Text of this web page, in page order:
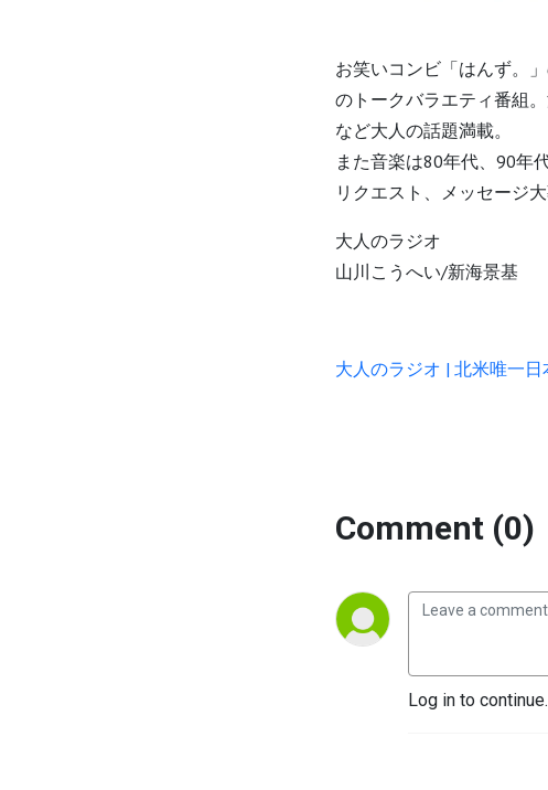
お笑いコンビ「はんず。
のトークバラエティ番組
など大人の話題満載。
また音楽は80年代、90年
リクエスト、メッセージ
大人のラジオ
山川こうへい/新海景基
大人のラジオ | 北米唯一日
Comment (0)
Log in to continue.